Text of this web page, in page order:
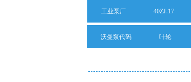
沃曼泵代码 叶轮
工业泵厂 40ZJ-17